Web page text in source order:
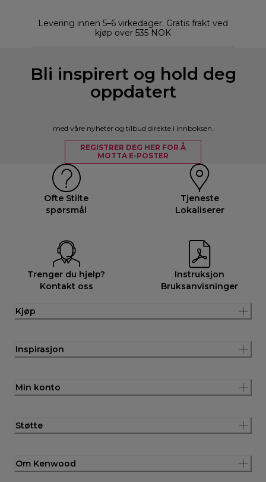
Levering innen 5–6 virkedager. Gratis frakt ved
kjøp over 535 NOK
Bli inspirert og hold deg
oppdatert
med våre nyheter og tilbud direkte i innboksen.
REGISTRER DEG HER FOR Å
MOTTA E-POSTER
Ofte Stilte
spørsmål
Tjeneste
Lokaliserer
Trenger du hjelp?
Kontakt oss
Instruksjon
Bruksanvisninger
Kjøp
Inspirasjon
Min konto
Støtte
Om Kenwood